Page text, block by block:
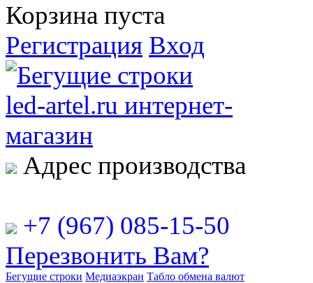
Корзина пуста
Регистрация Вход
Адрес производства
+7 (967) 085-15-50
Перезвонить Вам?
Бегущие строки Медиаэкран Табло обмена валют